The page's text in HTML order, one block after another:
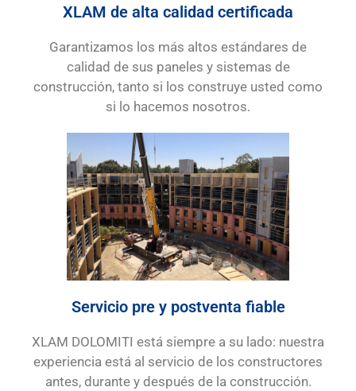
XLAM de alta calidad certificada
Garantizamos los más altos estándares de
calidad de sus paneles y sistemas de
construcción, tanto si los construye usted como
si lo hacemos nosotros.
Servicio pre y postventa fiable
XLAM DOLOMITI está siempre a su lado: nuestra
experiencia está al servicio de los constructores
antes, durante y después de la construcción.